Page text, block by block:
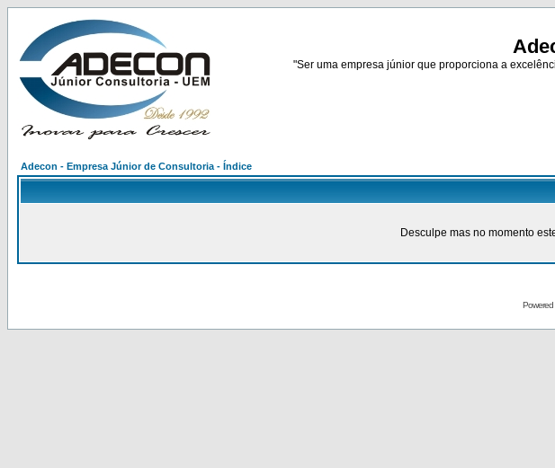
"Ser uma empresa júnior que proporciona a
Adecon - Empresa Júnior de Consultoria - Índice
Desculpe mas no momento
Powered